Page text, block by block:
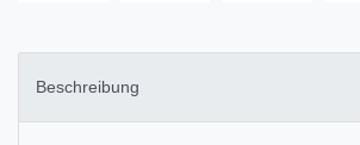
Beschreibung